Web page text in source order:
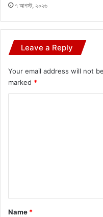
৭ আগস্ট, ২০২৬
Leave a Reply
Your email address will not
marked *
*
Name *